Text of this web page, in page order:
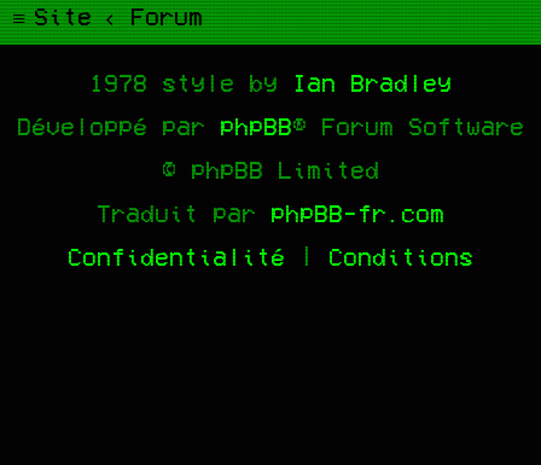
Site Forum
1978 style by
Ian Bradley
Développé par phpBB® Forum Software
© phpBB Limited
Traduit par phpBB-fr.com
Confidentialité | Conditions